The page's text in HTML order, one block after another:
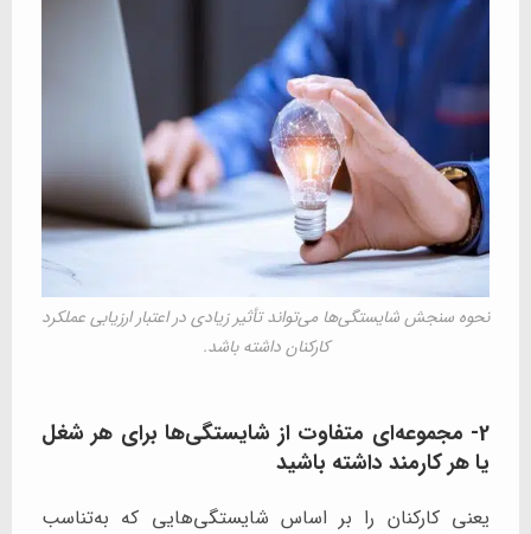
نحوه سنجش شایستگی‌ها می‌تواند تأثیر زیادی در اعتبار ارزیابی عملکرد
کارکنان داشته باشد.
2- مجموعه‌ای متفاوت از شایستگی‌ها برای هر شغل
یا هر کارمند داشته باشید
یعنی کارکنان را بر اساس شایستگی‌هایی که به‌تناسب